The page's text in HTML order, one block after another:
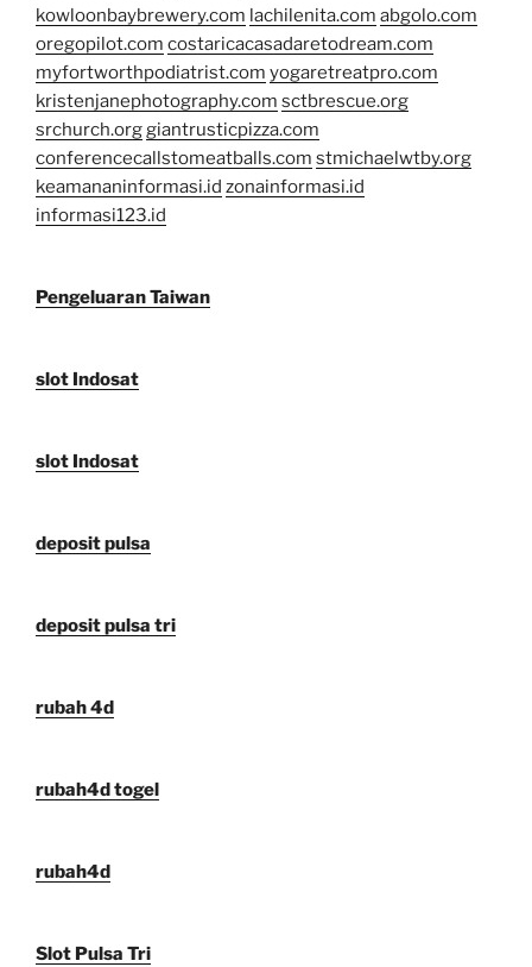
kowloonbaybrewery.com lachilenita.com abgolo.com
oregopilot.com costaricacasadaretodream.com
myfortworthpodiatrist.com yogaretreatpro.com
kristenjanephotography.com sctbrescue.org
srchurch.orggiantrusticpizza.com
conferencecallstomeatballs.com stmichaelwtby.org
keamananinformasi.id zonainformasi.id
informasi123.id
Pengeluaran Taiwan
slot Indosat
slot Indosat
deposit pulsa
deposit pulsa tri
rubah 4d
rubah4d togel
rubah4d
Slot Pulsa Tri